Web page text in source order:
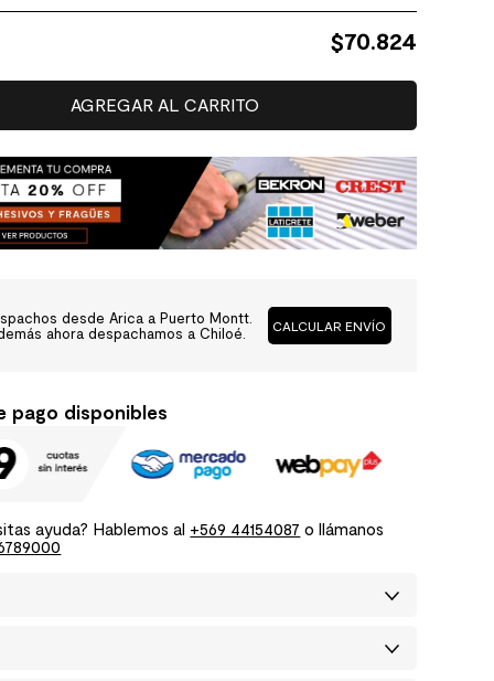
$70.824
AGREGAR AL CARRITO
desde Arica a Puerto Montt.
ahora despachamos a Chiloé.
CALCULAR ENVÍO
pago disponibles
ayuda? Hablemos al +569 44154087 o llámanos